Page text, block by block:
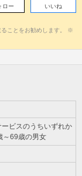
ロー いいね
ことをお勧めします。 ※
ビスのうちいずれか
～69歳の男女